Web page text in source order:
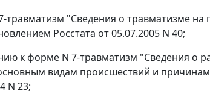
травматизм "Сведения о травматизме
Росстата от 05.07.2005 N 40;
к форме N 7-травматизм "Сведения о
видам происшествий и
N 23;